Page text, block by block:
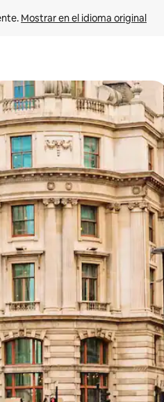
Mostrar en el idioma original
arriba y hacia abajo, o bien